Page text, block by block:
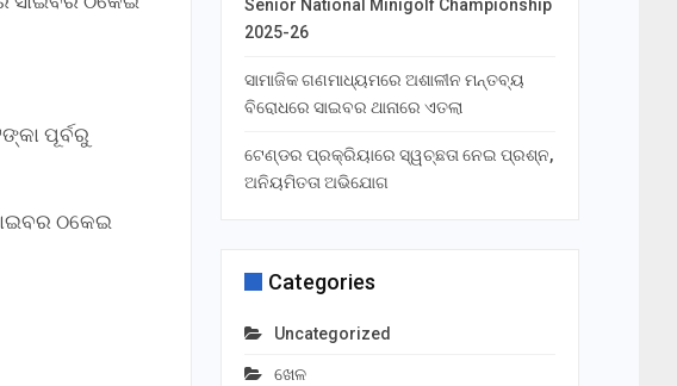
ପୂର୍ବରୁ
ଠକେଇ
Senior National Minigolf Championship
2025-26
ସାମାଜିକ ଗଣମାଧ୍ୟମରେ ଅଶାଳୀନ ମନ୍ତବ୍ୟ
ବିରୋଧରେ ସାଇବର ଥାନାରେ ଏତଲା
ଟେଣ୍ଡର ପ୍ରକ୍ରିୟାରେ ସ୍ୱଚ୍ଛତା ନେଇ ପ୍ରଶ୍ନ,
ଅନିୟମିତତା ଅଭିଯୋଗ
Categories
Uncategorized
ଖେଳ